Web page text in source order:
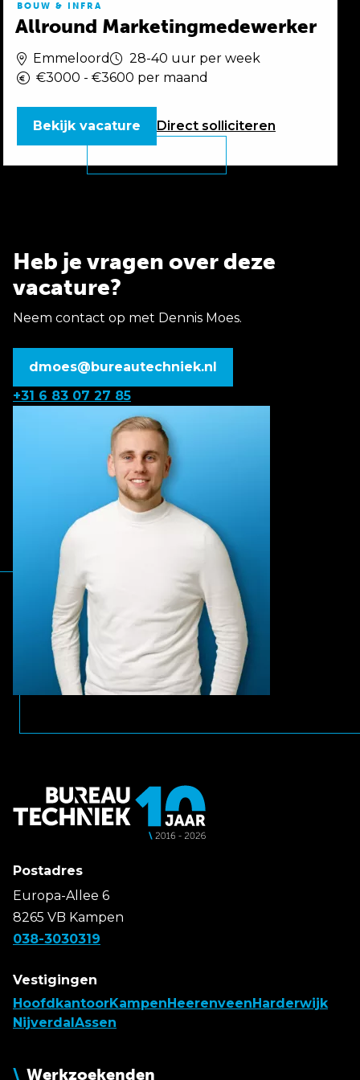
BOUW & INFRA
Allround Marketingmedewerker
Emmeloord
28-40 uur per week
€3000 - €3600 per maand
Direct solliciteren
Bekijk vacature
Heb je vragen over deze
vacature?
Neem contact op met Dennis Moes.
dmoes@bureautechniek.nl
+31 6 83 07 27 85
Postadres
Europa-Allee 6
8265 VB Kampen
038-3030319
Vestigingen
HoofdkantoorKampen Heerenveen Harderwijk
Nijverdal Assen
Werkzoekenden